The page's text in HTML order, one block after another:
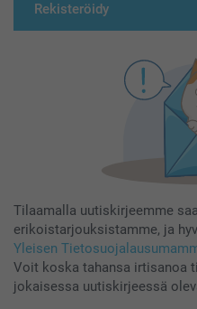
Rekisteröidy
Tilaamalla uutiskirjeemme
erikoistarjouksistamme, ja
Yleisen
Voit koska tahansa irtisanoa
jokaisessa uutiskirjeessä